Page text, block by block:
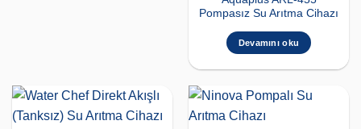
Pompasız Su Arıtma Cihazı
Devamını oku